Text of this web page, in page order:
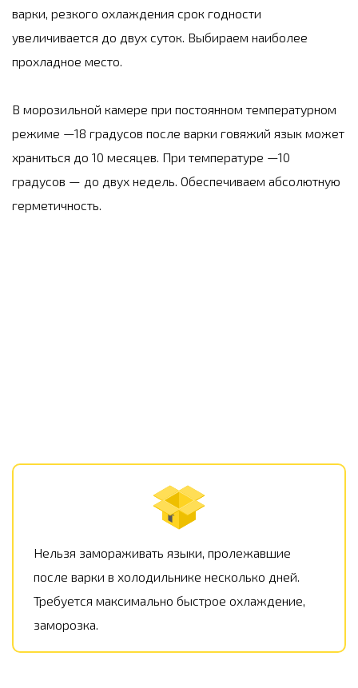
варки, резкого охлаждения срок годности
увеличивается до двух суток. Выбираем наиболее
прохладное место.
В морозильной камере при постоянном температурном
режиме —18 градусов после варки говяжий язык может
храниться до 10 месяцев. При температуре —10
градусов — до двух недель. Обеспечиваем абсолютную
герметичность.
Нельзя замораживать языки, пролежавшие
после варки в холодильнике несколько дней.
Требуется максимально быстрое охлаждение,
заморозка.